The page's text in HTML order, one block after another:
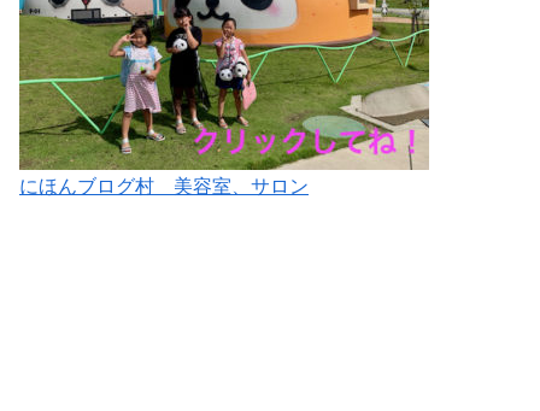
にほんブログ村 美容室、サロン